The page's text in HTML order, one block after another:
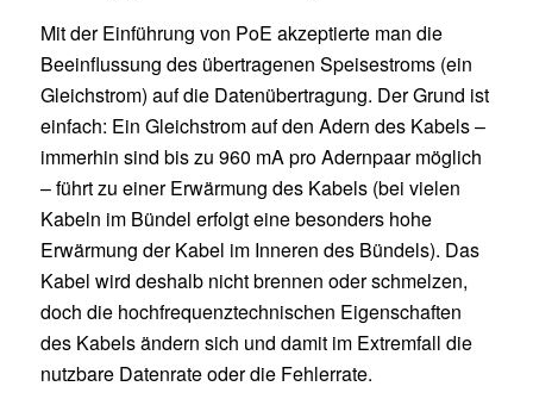
Mit der Einführung von PoE akzeptierte man die
Beeinflussung des übertragenen Speisestroms (ein
Gleichstrom) auf die Datenübertragung. Der Grund ist
einfach: Ein Gleichstrom auf den Adern des Kabels –
immerhin sind bis zu 960 mA pro Adernpaar möglich
– führt zu einer Erwärmung des Kabels (bei vielen
Kabeln im Bündel erfolgt eine besonders hohe
Erwärmung der Kabel im Inneren des Bündels). Das
Kabel wird deshalb nicht brennen oder schmelzen,
doch die hochfrequenztechnischen Eigenschaften
des Kabels ändern sich und damit im Extremfall die
nutzbare Datenrate oder die Fehlerrate.